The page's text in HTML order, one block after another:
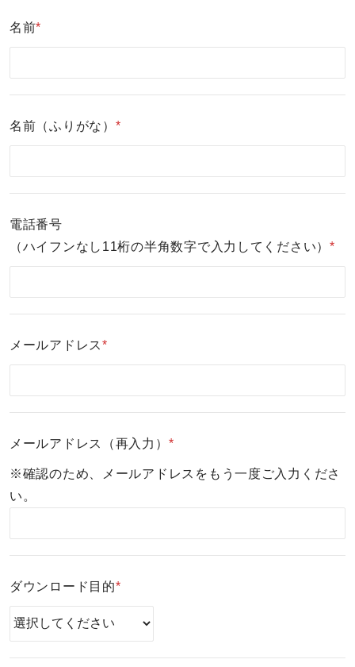
名前*
名前（ふりがな） *
電話番号
（ハイフンなし11桁の半角数字で入力してください） *
メールアドレス*
メールアドレス（再入力） *
※確認のため、メールアドレスをもう一度ご入力くださ
い。
ダウンロード目的*